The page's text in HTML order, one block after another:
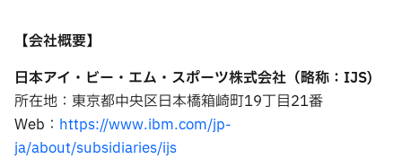
【会社概要】
日本アイ・ビー・エム・スポーツ株式会社（略称：IJS)
所在地：東京都中央区日本橋箱崎町19丁目21番
Web： https://www.ibm.com/jp-
ja/about/subsidiaries/ijs